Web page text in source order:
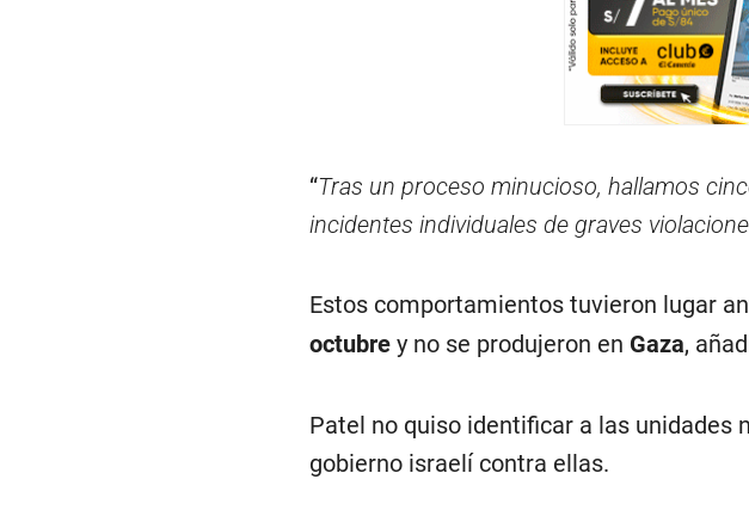
“Tras un proceso minucioso, hallamos
incidentes individuales de graves
Estos comportamientos tuvieron lugar
octubrey no se produjeron en Gaza,
Patel no quiso identificar a las unidades
gobierno israelí contra ellas.